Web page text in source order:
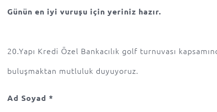
Günün en iyi vuruşu için yeriniz hazır.
20.Yapı Kredi Özel Bankacılık golf turnuvası
buluşmaktan mutluluk duyuyoruz.
Ad Soyad *